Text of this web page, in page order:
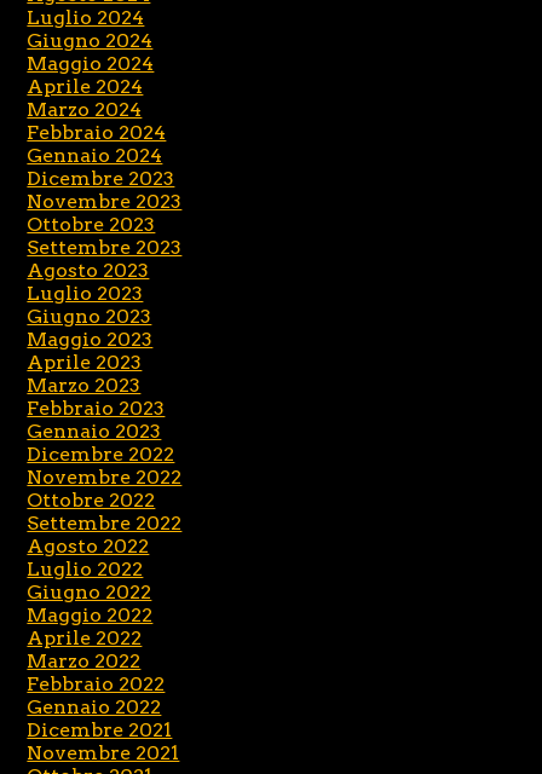
Luglio 2024
Giugno 2024
Maggio 2024
Aprile 2024
Marzo 2024
Febbraio 2024
Gennaio 2024
Dicembre 2023
Novembre 2023
Ottobre 2023
Settembre 2023
Agosto 2023
Luglio 2023
Giugno 2023
Maggio 2023
Aprile 2023
Marzo 2023
Febbraio 2023
Gennaio 2023
Dicembre 2022
Novembre 2022
Ottobre 2022
Settembre 2022
Agosto 2022
Luglio 2022
Giugno 2022
Maggio 2022
Aprile 2022
Marzo 2022
Febbraio 2022
Gennaio 2022
Dicembre 2021
Novembre 2021